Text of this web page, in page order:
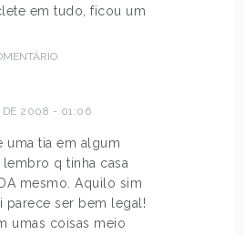
em tudo, ficou um
DE 2008 - 01:06
uma tia em algum
q tinha casa
mesmo. Aquilo sim
parece ser bem legal!
umas coisas meio